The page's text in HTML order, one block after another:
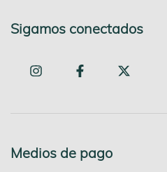
Sigamos conectados
Medios de pago